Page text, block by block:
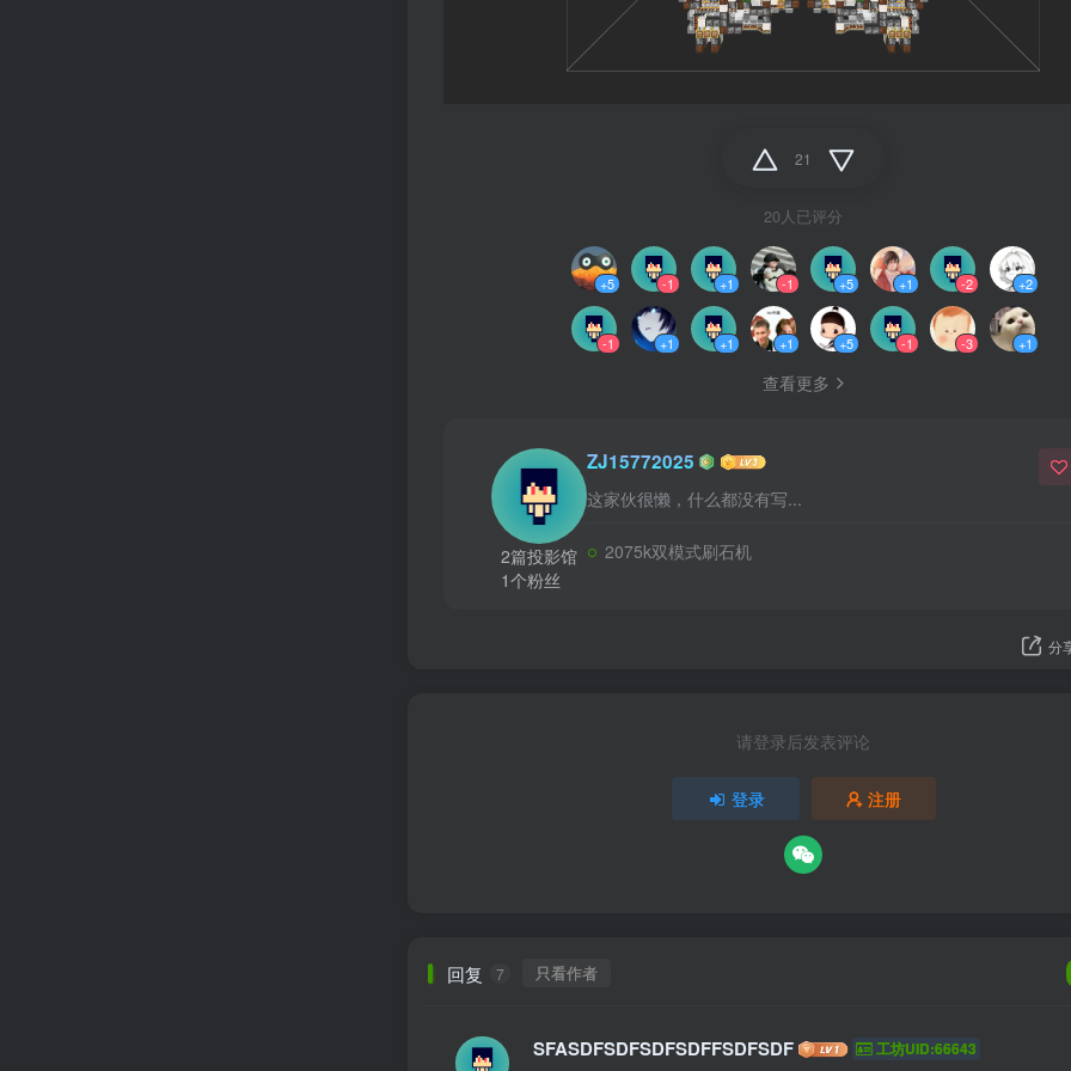
21
20人已评分
+5 -1 +1 -1 +5 +1 -2 +2
-1 +1 +1 +1 +5 -1 -3 +1
查看更多
2篇投影馆
1个粉丝
ZJ15772025
这家伙很懒，什么都没有写...
2075k双模式刷石机
分
请登录后发表评论
登录 注册
回复 7 只看作者
SFASDFSDFSDFSDFFSDFSDF 工坊UID:66643